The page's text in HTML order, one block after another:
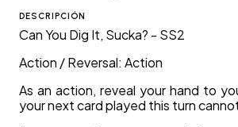
DESCRIPCIÓN
Can You Dig It, Sucka? - SS2
Action / Reversal: Action
As an action, reveal your hand to
your next card played this turn